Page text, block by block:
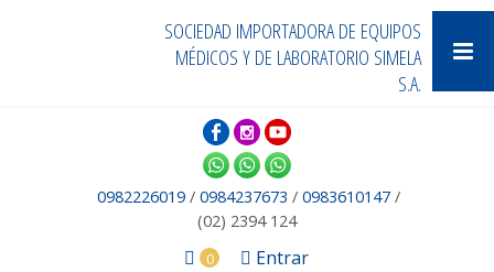
SOCIEDAD IMPORTADORA DE EQUIPOS
MÉDICOS Y DE LABORATORIO SIMELA
S.A.
0982226019/0984237673 /0983610147 /
(02) 2394 124
0 Entrar